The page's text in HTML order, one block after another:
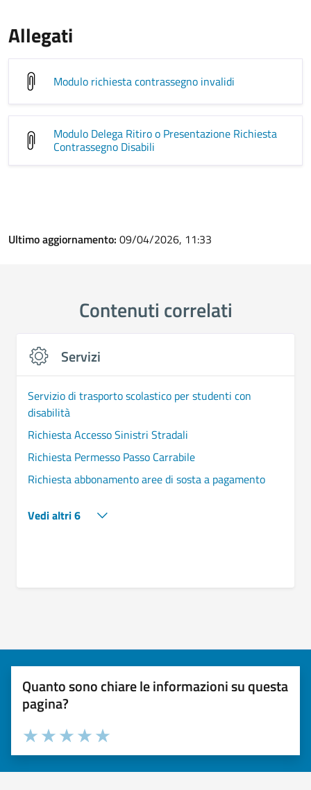
Allegati
Modulo richiesta contrassegno invalidi
Modulo Delega Ritiro o Presentazione Richiesta
Contrassegno Disabili
Ultimo aggiornamento: 09/04/2026, 11:33
Contenuti correlati
Servizi
Servizio di trasporto scolastico per studenti con
disabilità
Richiesta Accesso Sinistri Stradali
Richiesta Permesso Passo Carrabile
Richiesta abbonamento aree di sosta a pagamento
Vedi altri 6
Quanto sono chiare le informazioni su questa
pagina?
Valuta 5 stelle su 5
Valuta 4 stelle su 5
Valuta 3 stelle su 5
Valuta 2 stelle su 5
Valuta 1 stelle su 5